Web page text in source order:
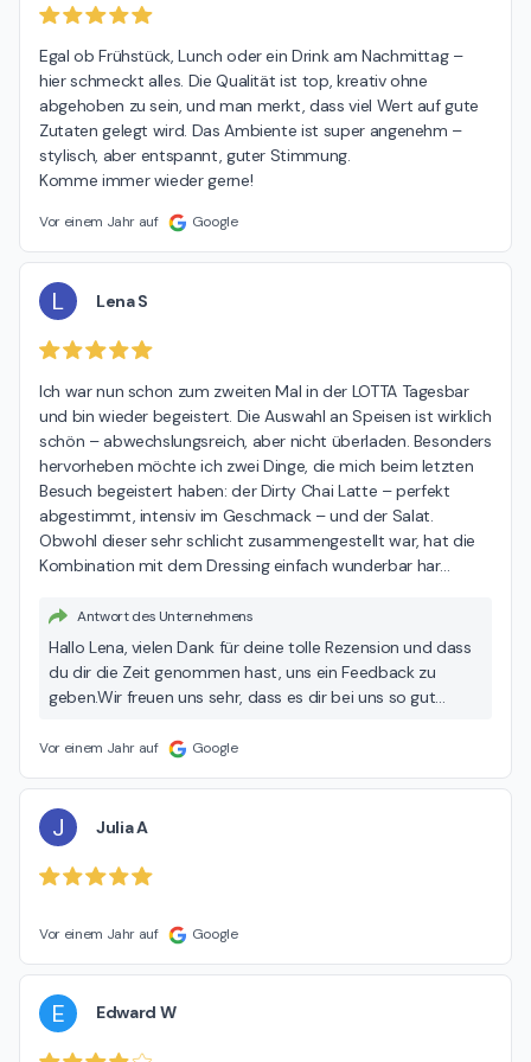
Egal ob Frühstück, Lunch oder ein Drink am Nachmittag –
hier schmeckt alles. Die Qualität ist top, kreativ ohne
abgehoben zu sein, und man merkt, dass viel Wert auf gute
Zutaten gelegt wird. Das Ambiente ist super angenehm –
stylisch, aber entspannt, guter Stimmung.
Komme immer wieder gerne!
Vor einem Jahr auf Google
L Lena S
Ich war nun schon zum zweiten Mal in der LOTTA Tagesbar
und bin wieder begeistert. Die Auswahl an Speisen ist wirklich
schön – abwechslungsreich, aber nicht überladen. Besonders
hervorheben möchte ich zwei Dinge, die mich beim letzten
Besuch begeistert haben: der Dirty Chai Latte – perfekt
abgestimmt, intensiv im Geschmack – und der Salat.
Obwohl dieser sehr schlicht zusammengestellt war, hat die
Kombination mit dem Dressing einfach wunderbar har…
Antwort des Unternehmens
Hallo Lena, vielen Dank für deine tolle Rezension und dass
du dir die Zeit genommen hast, uns ein Feedback zu
geben.Wir freuen uns sehr, dass es dir bei uns so gut
Vor einem Jahr auf Google
J Julia A
Vor einem Jahr auf Google
E Edward W